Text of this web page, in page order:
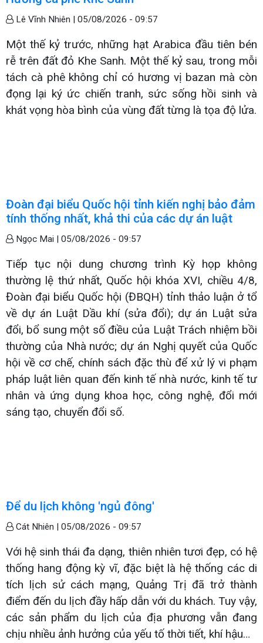
Lê Vĩnh Nhiên | 05/08/2026 - 09:57
Một thế kỷ trước, những hạt Arabica đầu tiên bén
rễ trên đất đỏ Khe Sanh. Một thế kỷ sau, trong mỗi
tách cà phê không chỉ có hương vị bazan mà còn
đọng lại ký ức chiến tranh, sức sống hồi sinh và
khát vọng hòa bình của vùng đất từng là tọa độ lửa.
Đoàn đại biểu Quốc hội tỉnh kiến nghị bảo đảm
tính thống nhất, khả thi của các dự án luật
Ngọc Mai | 05/08/2026 - 09:57
Tiếp tục nội dung chương trình Kỳ họp không
thường lệ thứ nhất, Quốc hội khóa XVI, chiều 4/8,
Đoàn đại biểu Quốc hội (ĐBQH) tỉnh thảo luận ở tổ
về dự án Luật Dầu khí (sửa đổi); dự án Luật sửa
đổi, bổ sung một số điều của Luật Trách nhiệm bồi
thường của Nhà nước; dự án Nghị quyết của Quốc
hội về cơ chế, chính sách đặc thù để xử lý vi phạm
pháp luật liên quan đến kinh tế nhà nước, kinh tế tư
nhân và ứng dụng khoa học, công nghệ, đổi mới
sáng tạo, chuyển đổi số.
Để du lịch không 'ngủ đông'
Cát Nhiên | 05/08/2026 - 09:57
Với hệ sinh thái đa dạng, thiên nhiên tươi đẹp, có hệ
thống hang động kỳ vĩ, đặc biệt là hệ thống các di
tích lịch sử cách mạng, Quảng Trị đã trở thành
điểm đến du lịch đầy hấp dẫn với du khách. Tuy vậy,
các sản phẩm du lịch của địa phương vẫn đang
chịu nhiều ảnh hưởng của yếu tố thời tiết, khí hậu…